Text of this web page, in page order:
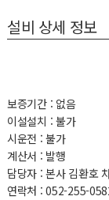
설비 상세 정보
보증기간 : 없음
이설설치 : 불가
시운전 : 불가
계산서 : 발행
담당자 : 본사 김환호
연락처 : 052-255-